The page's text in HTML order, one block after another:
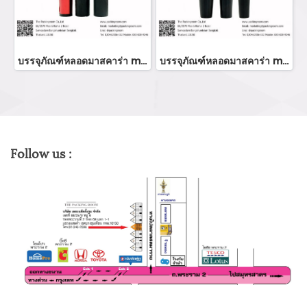
บรรจุภัณฑ์หลอดมาสคาร่า mascara tube/ mascara bottle ขวมมาสคาร่า จำหน่ายบรรจุภัณฑ์เครื่องสำอางทุกประเภท บรรจุภัณฑ์หลอดมาสคาร่า mascara tube/ mascara bottle ขวมมาสคาร่า จำหน่ายบรรจุภัณฑ์เครื่องสำอางทุกประเภท
Follow us :